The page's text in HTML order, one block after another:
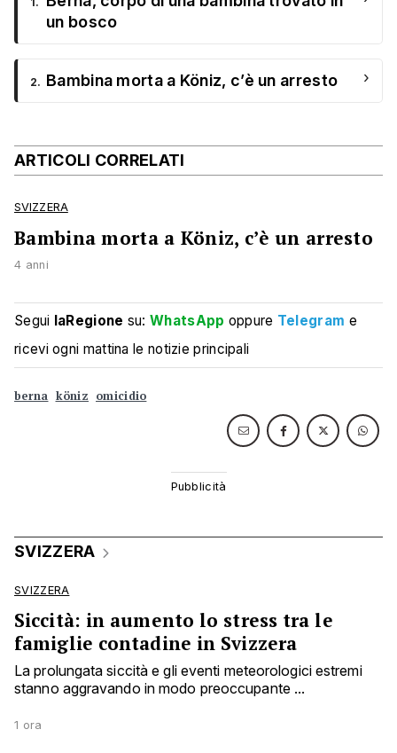
un bosco
2. Bambina morta a Köniz, c’è un arresto ›
ARTICOLI CORRELATI
SVIZZERA
Bambina morta a Köniz, c’è un arresto
4 anni
Segui laRegione su:WhatsApp oppure Telegram e
ricevi ogni mattina le notizie principali
berna köniz omicidio
SVIZZERA
SVIZZERA
Siccità: in aumento lo stress tra le
famiglie contadine in Svizzera
La prolungata siccità e gli eventi meteorologici estremi
stanno aggravando in modo preoccupante ...
1 ora